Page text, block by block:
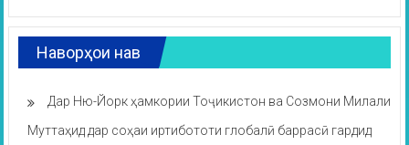
Наворҳои нав
Дар Ню-Йорк ҳамкории Тоҷикистон ва Созмони Милали
Муттаҳид дар соҳаи иртибототи глобалӣ баррасӣ гардид